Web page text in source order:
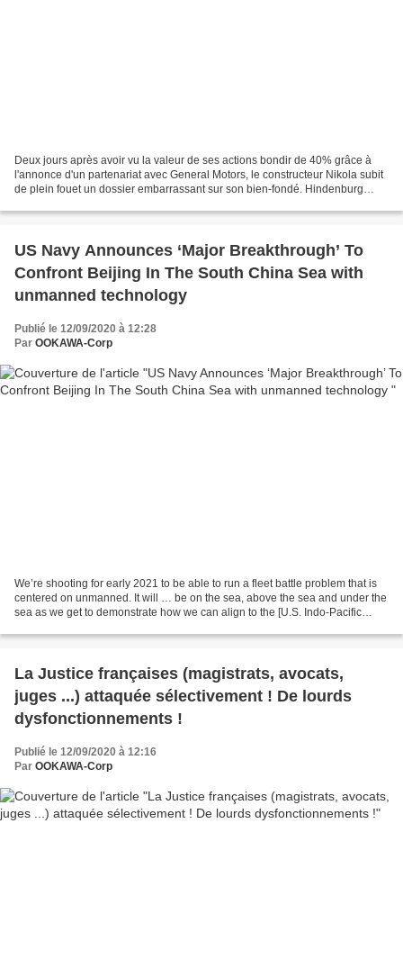
Deux jours après avoir vu la valeur de ses actions bondir de 40% grâce à
l'annonce d'un partenariat avec General Motors, le constructeur Nikola subit
de plein fouet un dossier embarrassant sur son bien-fondé. Hindenburg
US Navy Announces ‘Major Breakthrough’ To
Confront Beijing In The South China Sea with
unmanned technology
Publié le 12/09/2020 à 12:28
Par OOKAWA-Corp
We’re shooting for early 2021 to be able to run a fleet battle problem that is
centered on unmanned. It will … be on the sea, above the sea and under the
sea as we get to demonstrate how we can align to the [U.S. Indo-Pacific
La Justice françaises (magistrats, avocats,
juges ...) attaquée sélectivement ! De lourds
dysfonctionnements !
Publié le 12/09/2020 à 12:16
Par OOKAWA-Corp